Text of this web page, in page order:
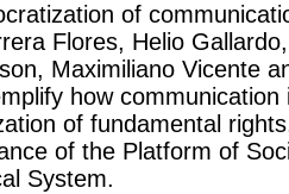
of
Flores, Helio
Maximiliano Vicente
how
of fundamental
of the Platform of
System.